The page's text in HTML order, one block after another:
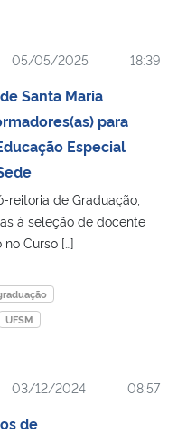
05/05/2025 18:39
Santa Maria
para
Especial
reitoria de Graduação,
à seleção de docente
Curso […]
UFSM
03/12/2024 08:57
de